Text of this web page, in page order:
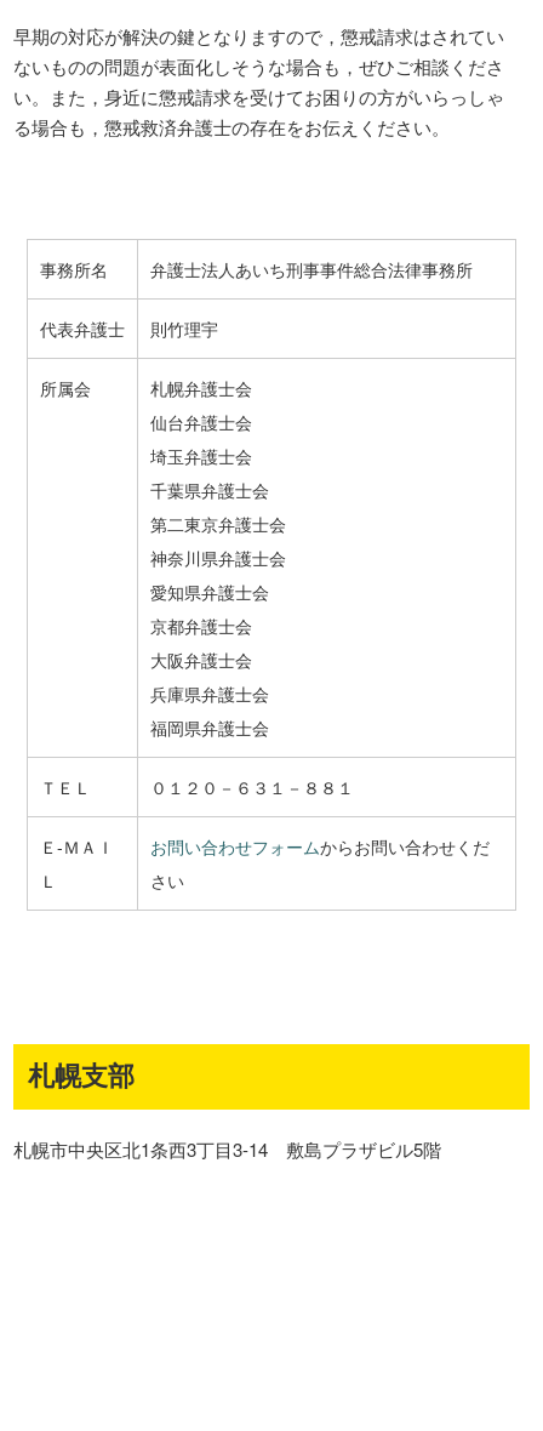
早期の対応が解決の鍵となりますので，懲戒請求はされてい
ないものの問題が表面化しそうな場合も，ぜひご相談くださ
い。また，身近に懲戒請求を受けてお困りの方がいらっしゃ
る場合も，懲戒救済弁護士の存在をお伝えください。
事務所名 弁護士法人あいち刑事事件総合法律事務所
代表弁護士 則竹理宇
所属会
札幌弁護士会
仙台弁護士会
埼玉弁護士会
千葉県弁護士会
第二東京弁護士会
神奈川県弁護士会
愛知県弁護士会
京都弁護士会
大阪弁護士会
兵庫県弁護士会
福岡県弁護士会
ＴＥＬ ０１２０－６３１－８８１
Ｅ-ＭＡＩ
Ｌ
お問い合わせフォームからお問い合わせくだ
さい
札幌支部
札幌市中央区北1条西3丁目3-14 敷島プラザビル5階